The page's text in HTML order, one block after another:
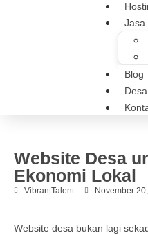
Jasa
Blog
Website Desa
Ekonomi Lokal
VibrantTalent November
Website desa bukan lagi